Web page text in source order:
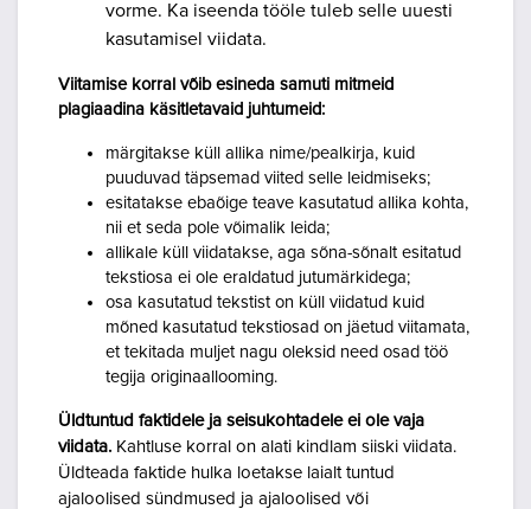
vorme. Ka iseenda tööle tuleb selle uuesti
kasutamisel viidata.
Viitamise korral võib esineda samuti mitmeid
plagiaadina käsitletavaid juhtumeid:
märgitakse küll allika nime/pealkirja, kuid
puuduvad täpsemad viited selle leidmiseks;
esitatakse ebaõige teave kasutatud allika kohta,
nii et seda pole võimalik leida;
allikale küll viidatakse, aga sõna-sõnalt esitatud
tekstiosa ei ole eraldatud jutumärkidega;
osa kasutatud tekstist on küll viidatud kuid
mõned kasutatud tekstiosad on jäetud viitamata,
et tekitada muljet nagu oleksid need osad töö
tegija originaallooming.
Üldtuntud faktidele ja seisukohtadele ei ole vaja
viidata. Kahtluse korral on alati kindlam siiski viidata.
Üldteada faktide hulka loetakse laialt tuntud
ajaloolised sündmused ja ajaloolised või